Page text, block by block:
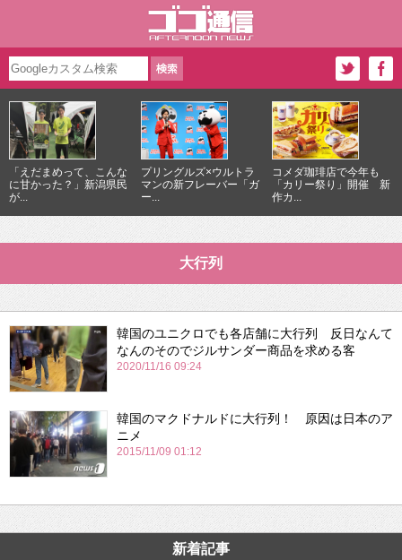
「えだまめって、こんな
に甘かった？」新潟県民
が...
プリングルズ×ウルトラ
マンの新フレーバー「ガ
ー...
コメダ珈琲店で今年も
「カリー祭り」開催 新
作カ...
大行列
韓国のユニクロでも各店舗に大行列 反日なんて
なんのそのでジルサンダー商品を求める客
2020/11/16 09:24
韓国のマクドナルドに大行列！ 原因は日本のア
ニメ
2015/11/09 01:12
新着記事